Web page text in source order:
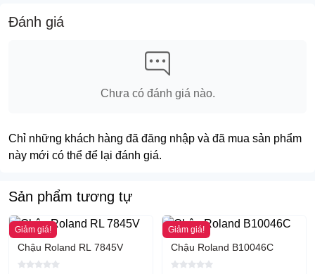
Hoặc ghé đến với showroom chúng tôi:
Đánh giá
Chưa có đánh giá nào.
Chỉ những khách hàng đã đăng nhập và đã mua sản phẩm
này mới có thể để lại đánh giá.
Sản phẩm tương tự
Giảm giá!
Chậu Roland RL 7845V
Giảm giá!
Chậu Roland B10046C